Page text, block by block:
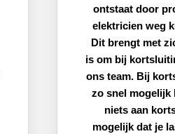
ontstaat door
elektricien weg
Dit brengt met
is om bij
ons team. Bij
zo snel mogelijk
niets aan
mogelijk dat je